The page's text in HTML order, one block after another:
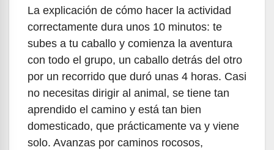
La explicación de cómo hacer la actividad
correctamente dura unos 10 minutos: te
subes a tu caballo y comienza la aventura
con todo el grupo, un caballo detrás del otro
por un recorrido que duró unas 4 horas. Casi
no necesitas dirigir al animal, se tiene tan
aprendido el camino y está tan bien
domesticado, que prácticamente va y viene
solo. Avanzas por caminos rocosos,